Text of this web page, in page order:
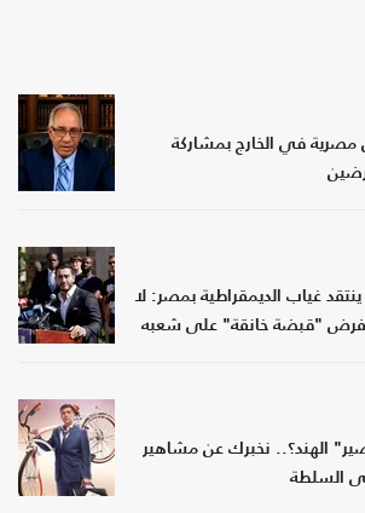
في الخارج بمشاركة
غياب الديمقراطية بمصر: لا
يفرض "قبضة خانقة" على شعبه
الهند؟.. نخبرك عن مشاهير
السلطة